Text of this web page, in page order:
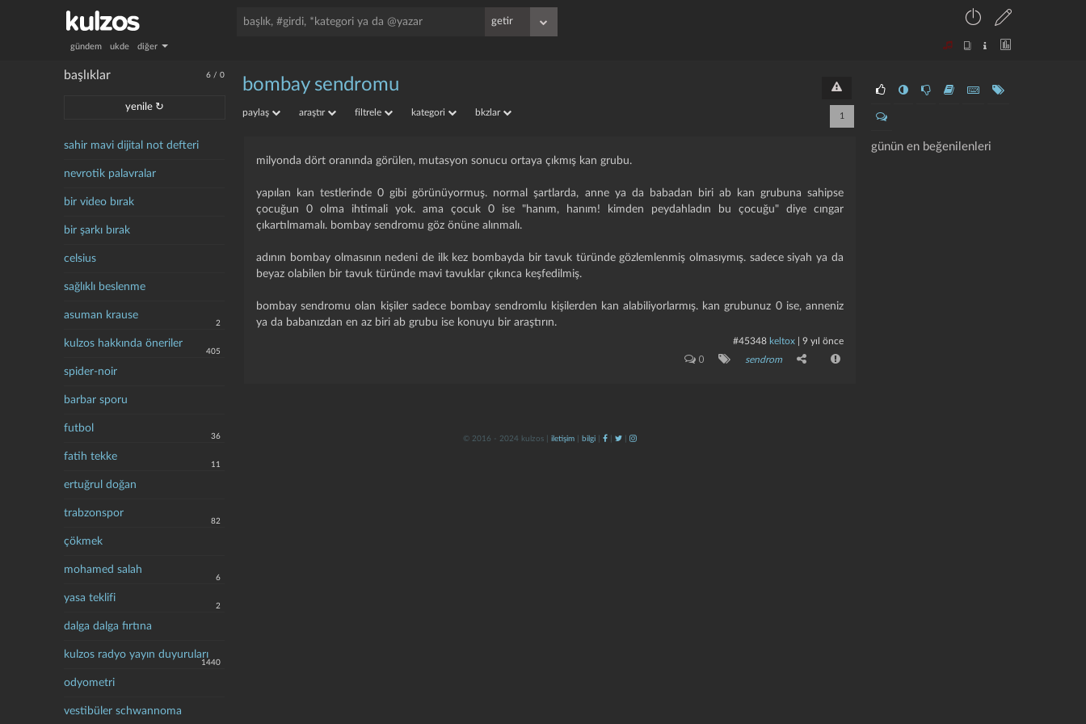
gündem ukde diğer
6 /0
başlıklar
yenile ↻
sahir mavi dijital not defteri
nevrotik palavralar
bir video bırak
bir şarkı bırak
celsius
sağlıklı beslenme
asuman krause
2
kulzos hakkında öneriler
405
spider-noir
barbar sporu
futbol
36
fatih tekke
11
ertuğrul doğan
trabzonspor
82
çökmek
mohamed salah
6
yasa teklifi
2
dalga dalga fırtına
kulzos radyo yayın duyuruları
1440
odyometri
vestibüler schwannoma
günün en beğenilenleri
bombay sendromu
paylaş araştır filtrele kategori bkzlar 1
milyonda dört oranında görülen, mutasyon sonucu ortaya çıkmış kan grubu.
yapılan kan testlerinde 0 gibi görünüyormuş. normal şartlarda, anne ya da babadan biri ab kan grubuna sahipse
çocuğun 0 olma ihtimali yok. ama çocuk 0 ise "hanım, hanım! kimden peydahladın bu çocuğu" diye cıngar
çıkartılmamalı. bombay sendromu göz önüne alınmalı.
adının bombay olmasının nedeni de ilk kez bombayda bir tavuk türünde gözlemlenmiş olmasıymış. sadece siyah ya da
beyaz olabilen bir tavuk türünde mavi tavuklar çıkınca keşfedilmiş.
bombay sendromu olan kişiler sadece bombay sendromlu kişilerden kan alabiliyorlarmış. kan grubunuz 0 ise, anneniz
ya da babanızdan en az biri ab grubu ise konuyu bir araştırın.
#45348 keltox 9 yıl önce
0 sendrom
© 2016 - 2024 kulzos | iletişim bilgi